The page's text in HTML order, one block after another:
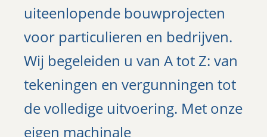
uiteenlopende bouwprojecten
voor particulieren en bedrijven.
Wij begeleiden u van A tot Z: van
tekeningen en vergunningen tot
de volledige uitvoering. Met onze
eigen machinale